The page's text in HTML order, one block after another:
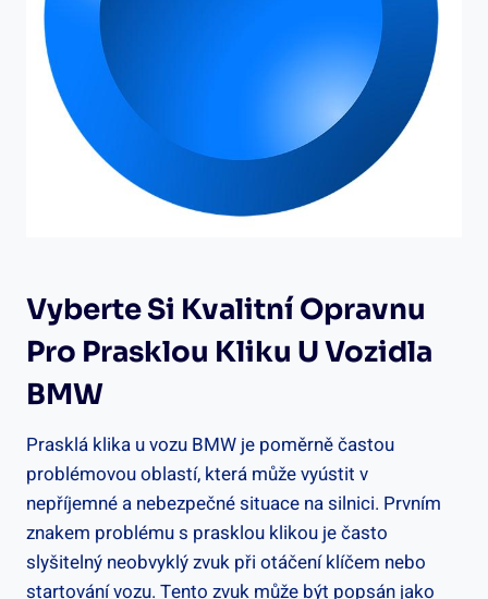
Vyberte⁤ Si Kvalitní Opravnu
Pro Prasklou Kliku U‌ Vozidla
BMW
Prasklá klika u vozu‍ BMW je⁢ poměrně častou
problémovou oblastí, ⁢která⁢ může‍ vyústit v
⁣nepříjemné ⁢a⁤ nebezpečné situace na silnici. ‍Prvním
znakem ⁣problému s prasklou‍ klikou je často
⁣slyšitelný neobvyklý zvuk při otáčení klíčem nebo
⁣startování ​vozu. Tento zvuk může být⁤ popsán jako